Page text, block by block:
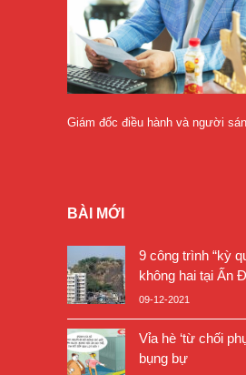
Giám đốc điều hành và người
BÀI MỚI
9 công trình “kỳ
không hai tại Ấn
09-12-2021
Vỉa hè ‘từ chối
bụng bự